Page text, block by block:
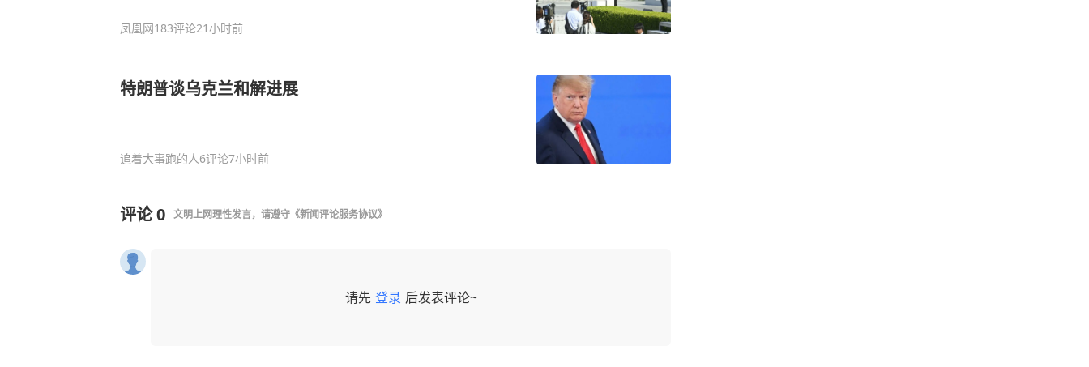
凤凰网183评论21小时前
特朗普谈乌克兰和解进展
追着大事跑的人6评论7小时前
评论0 文明上网理性发言，请遵守 《新闻评论服务协议》
请先 登录 后发表评论~